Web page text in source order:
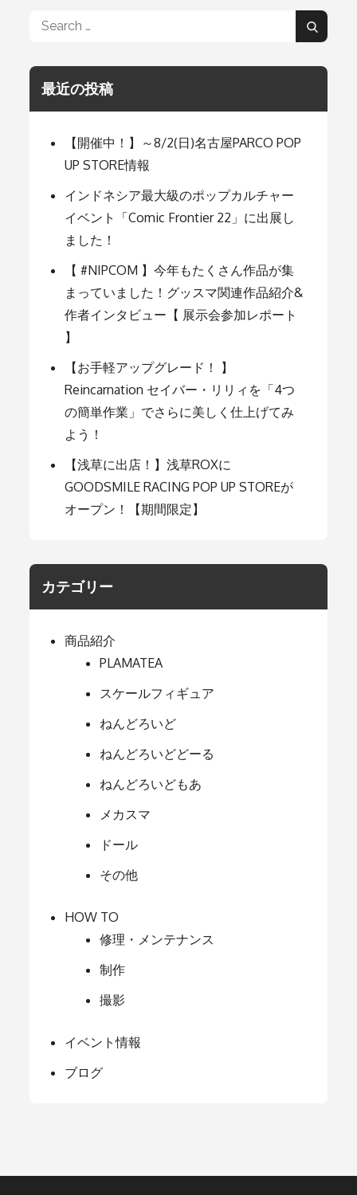
ナ
ビ
ゲ
ー
シ
ョ
ン
Search
Search
最近の投稿
【開催中！】～8/2(日)名古屋PARCO POP
UP STORE情報
インドネシア最大級のポップカルチャー
イベント「Comic Frontier 22」に出展し
ました！
【 #NIPCOM 】今年もたくさん作品が集
まっていました！グッスマ関連作品紹介&
作者インタビュー【 展示会参加レポート
】
【お手軽アップグレード！ 】
Reincarnation セイバー・リリィを「4つ
の簡単作業」でさらに美しく仕上げてみ
よう！
【浅草に出店！】浅草ROXに
GOODSMILE RACING POP UP STOREが
オープン！【期間限定】
カテゴリー
商品紹介
PLAMATEA
スケールフィギュア
ねんどろいど
ねんどろいどどーる
ねんどろいどもあ
メカスマ
ドール
その他
HOW TO
修理・メンテナンス
制作
撮影
イベント情報
ブログ